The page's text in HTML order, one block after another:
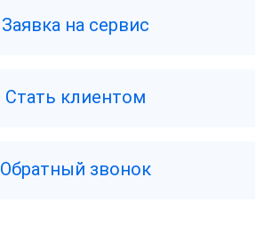
Заявка на сервис
Стать клиентом
Обратный звонок